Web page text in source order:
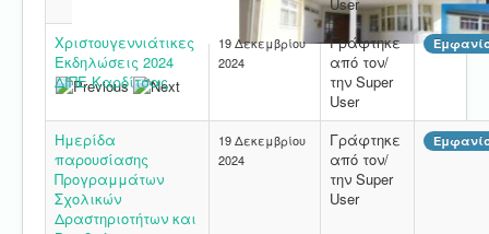
User
Χριστουγεννιάτικες
Εκδηλώσεις 2024
ΔΙΠΕ Καρδίτσας
19 Δεκεμβρίου
2024
Γράφτηκε
από τον/
την Super
User
Ημερίδα
παρουσίασης
Προγραμμάτων
Σχολικών
Δραστηριοτήτων και
19 Δεκεμβρίου
2024
Γράφτηκε
από τον/
την Super
User